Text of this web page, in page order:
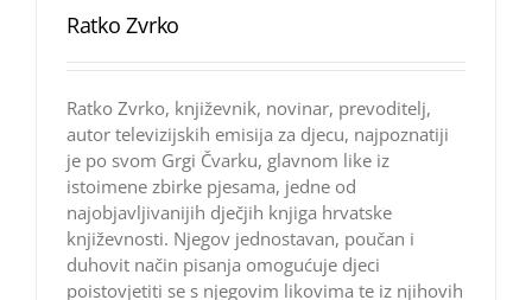
Ratko Zvrko
Ratko Zvrko, književnik, novinar, prevoditelj,
autor televizijskih emisija za djecu, najpoznatiji
je po svom Grgi Čvarku, glavnom like iz
istoimene zbirke pjesama, jedne od
najobjavljivanijih dječjih knjiga hrvatske
književnosti. Njegov jednostavan, poučan i
duhovit način pisanja omogućuje djeci
poistovjetiti se s njegovim likovima te iz njihovih